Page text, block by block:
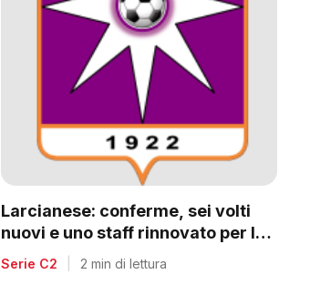
Larcianese: conferme, sei volti
nuovi e uno staff rinnovato per la
C2
Serie C2 2 min di lettura